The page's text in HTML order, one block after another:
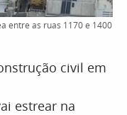
entre as ruas 1170 e 1400
civil em
estrear na